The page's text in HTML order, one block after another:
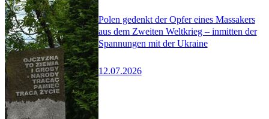
Polen gedenkt der Opfer eines Massakers
aus dem Zweiten Weltkrieg – inmitten der
Spannungen mit der Ukraine
12.07.2026